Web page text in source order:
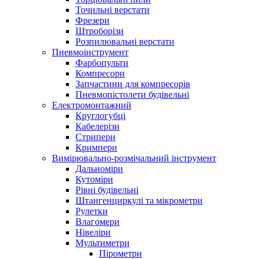
Точильні верстати
Фрезери
Штроборізи
Розпилювальні верстати
Пневмоінструмент
Фарбопульти
Компресори
Запчастини для компресорів
Пневмопістолети будівельні
Електромонтажний
Круглогубці
Кабелерізи
Стрипери
Кримпери
Вимірювально-розмічальний інструмент
Дальноміри
Кутоміри
Рівні будівельні
Штангенциркулі та мікрометри
Рулетки
Влагомери
Нівеліри
Мультиметри
Пірометри